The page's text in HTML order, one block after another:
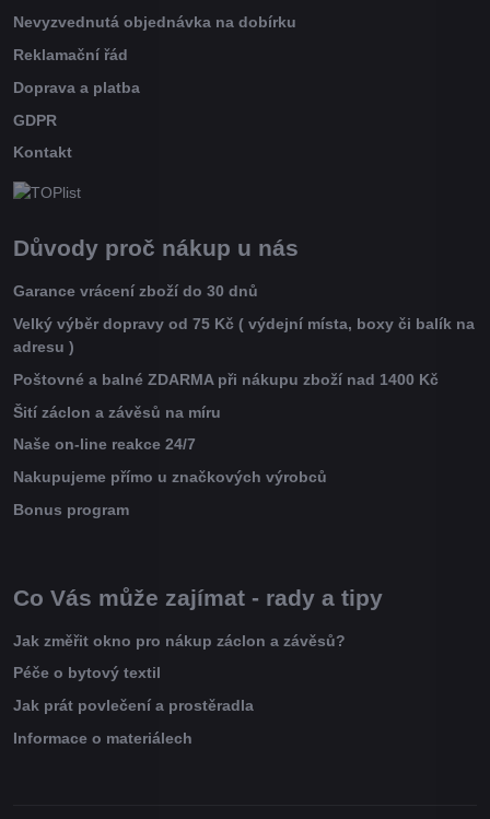
Nevyzvednutá objednávka na dobírku
Reklamační řád
Doprava a platba
GDPR
Kontakt
Důvody proč nákup u nás
Garance vrácení zboží do 30 dnů
Velký výběr dopravy od 75 Kč ( výdejní místa, boxy či balík na
adresu )
Poštovné a balné ZDARMA při nákupu zboží nad 1400 Kč
Šití záclon a závěsů na míru
Naše on-line reakce 24/7
Nakupujeme přímo u značkových výrobců
Bonus program
Co Vás může zajímat - rady a tipy
Jak změřit okno pro nákup záclon a závěsů?
Péče o bytový textil
Jak prát povlečení a prostěradla
Informace o materiálech